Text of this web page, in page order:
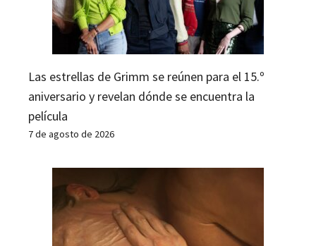
Las estrellas de Grimm se reúnen para el 15.º
aniversario y revelan dónde se encuentra la
película
7 de agosto de 2026